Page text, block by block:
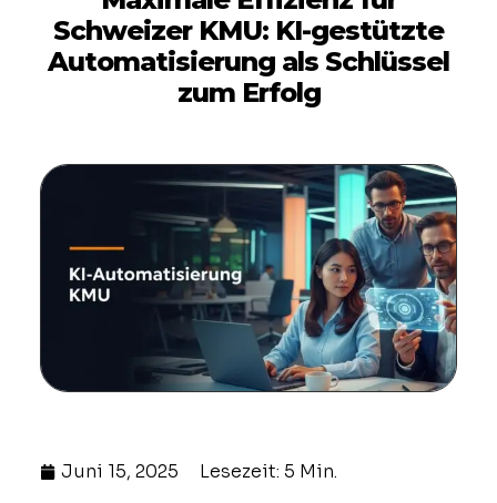
Schweizer KMU: KI-gestützte
Automatisierung als Schlüssel
zum Erfolg
Juni 15, 2025 Lesezeit: 5 Min.